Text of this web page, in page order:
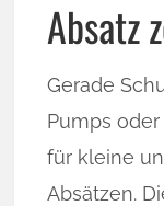
Absatz
Gerade
Pumps
für kleine
Absätzen.